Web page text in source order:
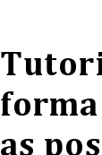
forma
as